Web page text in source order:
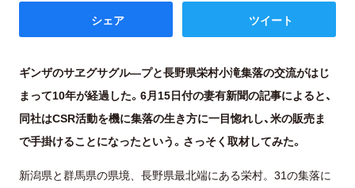
シェア ツイート
ギンザのサヱグサグル―プと長野県栄村小滝集落の交流がはじ
まって10年が経過した。6月15日付の妻有新聞の記事によると、
同社はCSR活動を機に集落の生き方に一目惚れし、米の販売ま
で手掛けることになったという。さっそく取材してみた。
新潟県と群馬県の県境、長野県最北端にある栄村。31の集落に